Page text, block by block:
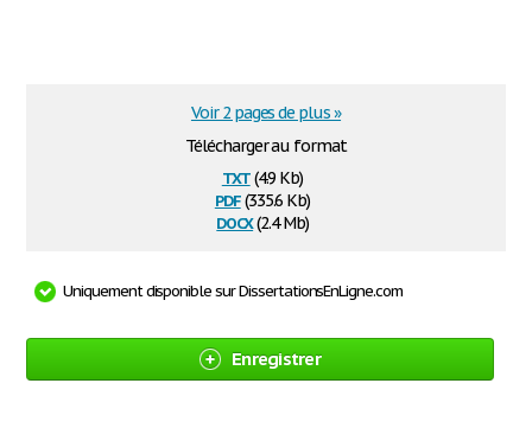
Télécharger au format
txt(4.9 Kb)
pdf(335.6 Kb)
docx(2.4 Mb)
Voir 2 pages de plus »
Uniquement disponible sur DissertationsEnLigne.com
Enregistrer